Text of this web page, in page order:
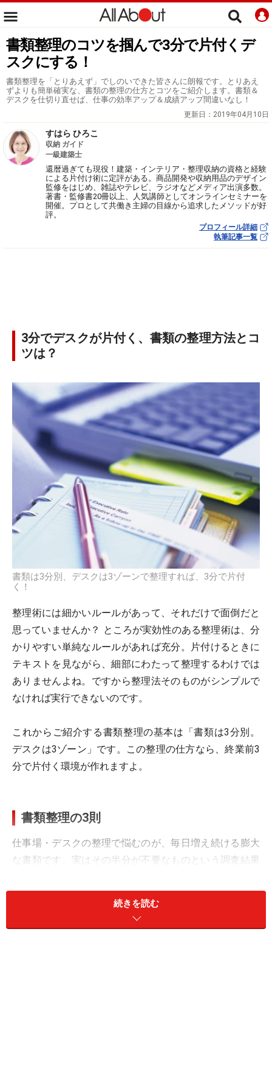
書類整理のコツを掴んで3分で片付くデ
スクにする！
書類整理を「とりあえず」でしのいできた皆さんに朗報です。とりあえ
ずよりも簡単確実な、書類の整理の仕方とコツをご紹介します。書類＆
デスクを仕切り直せば、仕事の効率アップ＆成績アップ間違いなし！
更新日： 2019年04月10日
すはら ひろこ
収納 ガイド
一級建築士
還暦過ぎても現役！建築・インテリア・整理収納の資格と経験
による片付け術に定評がある。商品開発や収納用品のデザイン
監修をはじめ、雑誌やテレビ、ラジオなどメディア出演多数。
著書・監修書20冊以上、人気講師としてオンラインセミナーを
開催。プロとして共働き主婦の目線から追求したメソッドが好
評。
プロフィール詳細
執筆記事一覧
3分でデスクが片付く、書類の整理方法とコ
ツは？
書類は3分別、デスクは3ゾーンで整理すれば、3分で片付
く！
整理術には細かいルールがあって、それだけで面倒だと
思っていませんか？ ところが実効性のある整理術は、分
かりやすい単純なルールがあれば充分。片付けるときに
テキストを見ながら、細部にわたって整理するわけでは
ありませんよね。ですから整理法そのものがシンプルで
なければ実行できないのです。
これからご紹介する書類整理の基本は「書類は3分別。
デスクは3ゾーン」です。この整理の仕方なら、終業前3
分で片付く環境が作れますよ。
書類整理の3則
仕事場・デスクの整理で悩むのが、毎日増え続ける膨大
な書類です。実はその半分が不要なものという調査結果
て、完了した仕事は成果品だけ残せば、経費節約＆省ス
ペースにつながります。
続きを読む